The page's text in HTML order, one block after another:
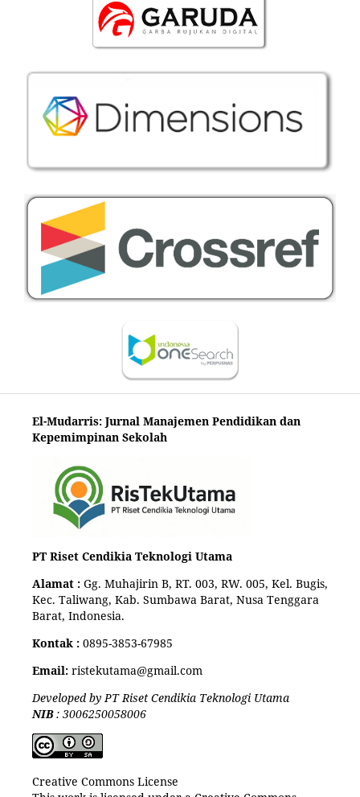
El-Mudarris: Jurnal Manajemen Pendidikan dan
Kepemimpinan Sekolah
PT Riset Cendikia Teknologi Utama
Alamat : Gg. Muhajirin B, RT. 003, RW. 005, Kel. Bugis,
Kec. Taliwang, Kab. Sumbawa Barat, Nusa Tenggara
Barat, Indonesia.
Kontak : 0895-3853-67985
Email:ristekutama@gmail.com
Developed by PT Riset Cendikia Teknologi Utama
NIB: 3006250058006
Creative Commons License